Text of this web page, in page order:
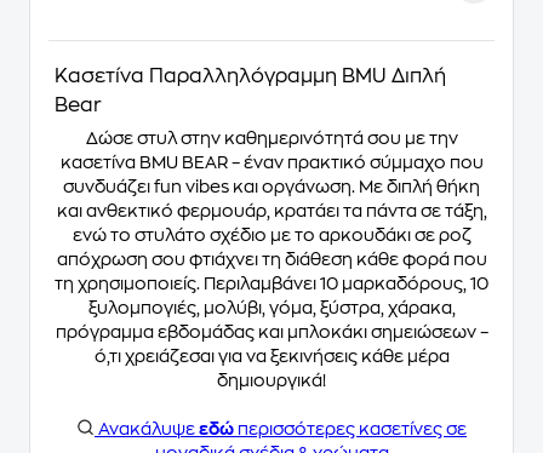
Κασετίνα Παραλληλόγραμμη BMU Διπλή
Bear
Δώσε στυλ στην καθημερινότητά σου με την
κασετίνα BMU BEAR – έναν πρακτικό σύμμαχο που
συνδυάζει fun vibes και οργάνωση. Με διπλή θήκη
και ανθεκτικό φερμουάρ, κρατάει τα πάντα σε τάξη,
ενώ το στυλάτο σχέδιο με το αρκουδάκι σε ροζ
απόχρωση σου φτιάχνει τη διάθεση κάθε φορά που
τη χρησιμοποιείς. Περιλαμβάνει 10 μαρκαδόρους, 10
ξυλομπογιές, μολύβι, γόμα, ξύστρα, χάρακα,
πρόγραμμα εβδομάδας και μπλοκάκι σημειώσεων –
ό,τι χρειάζεσαι για να ξεκινήσεις κάθε μέρα
δημιουργικά!
Ανακάλυψε εδώ περισσότερες κασετίνες σε